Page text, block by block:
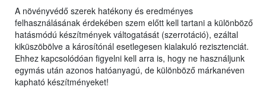
A növényvédő szerek hatékony és eredményes
felhasználásának érdekében szem előtt kell tartani a különböző
hatásmódú készítmények váltogatását (szerrotáció), ezáltal
kiküszöbölve a károsítónál esetlegesen kialakuló rezisztenciát.
Ehhez kapcsolódóan figyelni kell arra is, hogy ne használjunk
egymás után azonos hatóanyagú, de különböző márkanéven
kapható készítményeket!